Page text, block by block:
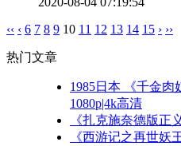
‹‹ ‹ 6 7 8 9 10 11 12 13 14 15 › ››
热门文章
1985日本 《千金肉
1080p|4k高清
《扎克施奈德版正
《西游记之再世妖